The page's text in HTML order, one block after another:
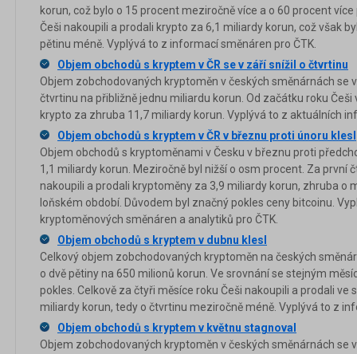
korun, což bylo o 15 procent meziročně více a o 60 procent
Češi nakoupili a prodali krypto za 6,1 miliardy korun, což však
pětinu méně. Vyplývá to z informací směnáren pro ČTK.
Objem obchodů s kryptem v ČR se v září snížil o čtvrtinu
Objem zobchodovaných kryptoměn v českých směnárnách se
čtvrtinu na přibližně jednu miliardu korun. Od začátku roku
krypto za zhruba 11,7 miliardy korun. Vyplývá to z aktuálních
Objem obchodů s kryptem v ČR v březnu proti únoru klesl
Objem obchodů s kryptoměnami v Česku v březnu proti
1,1 miliardy korun. Meziročně byl nižší o osm procent. Za první
nakoupili a prodali kryptoměny za 3,9 miliardy korun, zhruba o
loňském období. Důvodem byl značný pokles ceny bitcoinu.
kryptoměnových směnáren a analytiků pro ČTK.
Objem obchodů s kryptem v dubnu klesl
Celkový objem zobchodovaných kryptoměn na českých
o dvě pětiny na 650 milionů korun. Ve srovnání se stejným
pokles. Celkově za čtyři měsíce roku Češi nakoupili a prodali ve
miliardy korun, tedy o čtvrtinu meziročně méně. Vyplývá to z
Objem obchodů s kryptem v květnu stagnoval
Objem zobchodovaných kryptoměn v českých směnárnách se